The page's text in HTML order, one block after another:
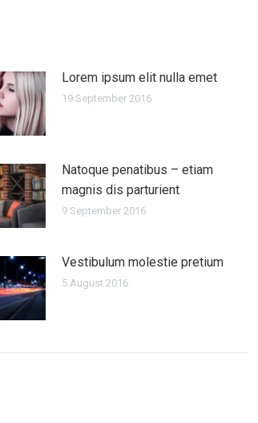
Lorem ipsum elit nulla emet
19 September 2016
Natoque penatibus – etiam
magnis dis parturient
9 September 2016
Vestibulum molestie pretium
5 August 2016